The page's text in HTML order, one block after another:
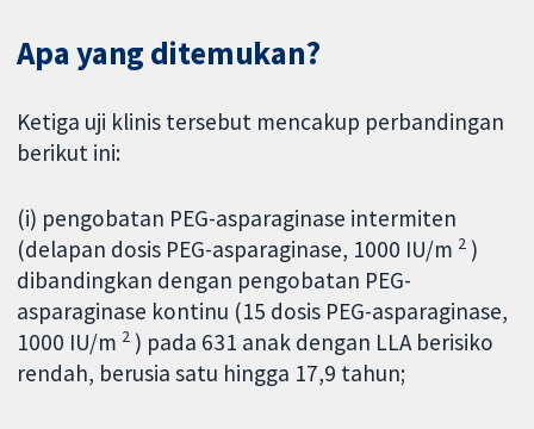
Apa yang ditemukan?
Ketiga uji klinis tersebut mencakup perbandingan
berikut ini:
(i) pengobatan PEG-asparaginase intermiten
(delapan dosis PEG-asparaginase, 1000 IU/m 2 )
dibandingkan dengan pengobatan PEG-
asparaginase kontinu (15 dosis PEG-asparaginase,
1000 IU/m 2 ) pada 631 anak dengan LLA berisiko
rendah, berusia satu hingga 17,9 tahun;